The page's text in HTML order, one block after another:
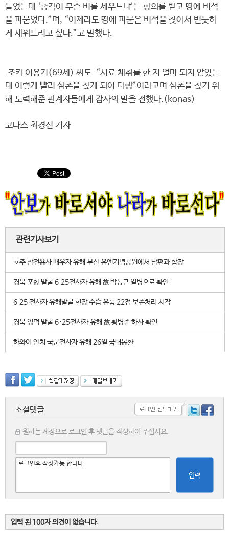
들었는데 ‘총각이 무슨 비를 세우느냐’는 항의를 받고 땅에 비석
을 파묻었다.”며, “이제라도 땅에 파묻은 비석을 찾아서 번듯하
게 세워드리고 싶다.”고 말했다.
조카 이용기(69세) 씨도 “시료 채취를 한 지 얼마 되지 않았는
데 이렇게 빨리 삼촌을 찾게 되어 다행”이라고며 삼촌을 찾기 위
해 노력해준 관계자들에게 감사의 말을 전했다.(konas)
코나스 최경선 기자
관련기사보기
호주 참전용사 배우자 유해 부산 유엔기념공원에서 남편과 합장
경북 포항 발굴 6.25전사자 유해 故 박동근 일병으로 확인
6.25 전사자 유해발굴 현장 수습 유품 22점 보존처리 시작
경북 영덕 발굴 6·25전사자 유해 故 황병준 하사 확인
하와이 안치 국군전사자 유해 26일 국내봉환
소셜댓글
원하는 계정으로 로그인 후 댓글을 작성하여 주십시요.
입력
입력 된 100자 의견이 없습니다.